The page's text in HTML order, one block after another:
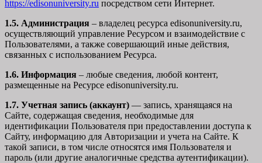
https://edisonuniversity.ru посредством сети Интернет.
1.5. Администрация – владелец ресурса edisonuniversity.ru,
осуществляющий управление Ресурсом и взаимодействие с
Пользователями, а также совершающий иные действия,
связанных с использованием Ресурса.
1.6. Информация – любые сведения, любой контент,
размещенные на Ресурсе edisonuniversity.ru.
1.7. Учетная запись (аккаунт) — запись, хранящаяся на
Сайте, содержащая сведения, необходимые для
идентификации Пользователя при предоставлении доступа к
Сайту, информацию для Авторизации и учета на Сайте. К
такой записи, в том числе относятся имя Пользователя и
пароль (или другие аналогичные средства аутентификации).